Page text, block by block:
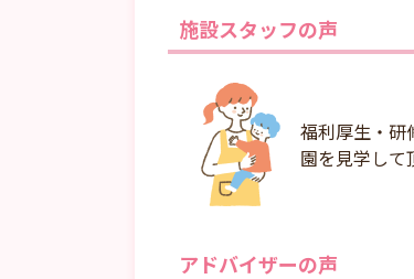
施設スタッフの声
福利厚生・研
園を見学して
アドバイザーの声